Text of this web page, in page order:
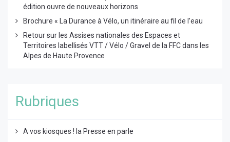
édition ouvre de nouveaux horizons
Brochure « La Durance à Vélo, un itinéraire au fil de l’eau
Retour sur les Assises nationales des Espaces et
Territoires labellisés VTT / Vélo / Gravel de la FFC dans les
Alpes de Haute Provence
Rubriques
A vos kiosques ! la Presse en parle